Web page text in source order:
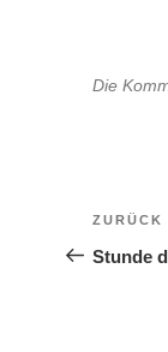
Die
Beitrag
ZURÜCK
Stunde